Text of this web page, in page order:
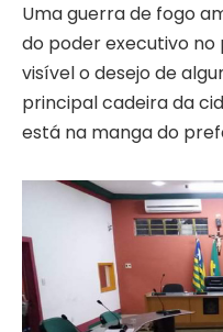
Uma guerra de fogo
do poder executivo
visível o desejo de
principal cadeira da
está na manga do